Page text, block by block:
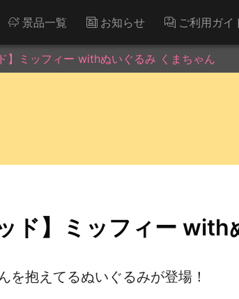
景品一覧 お知らせ ご利用ガイ
】ミッフィー withぬいぐるみ くまちゃん
ド】ミッフィー with
を抱えてるぬいぐるみが登場！